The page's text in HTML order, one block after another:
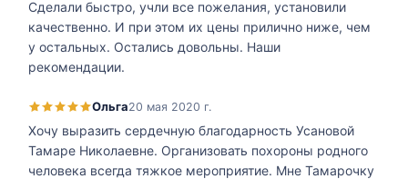
Сделали быстро, учли все пожелания, установили
качественно. И при этом их цены прилично ниже, чем
у остальных. Остались довольны. Наши
рекомендации.
Ольга20 мая 2020 г.
Хочу выразить сердечную благодарность Усановой
Тамаре Николаевне. Организовать похороны родного
человека всегда тяжкое мероприятие. Мне Тамарочку